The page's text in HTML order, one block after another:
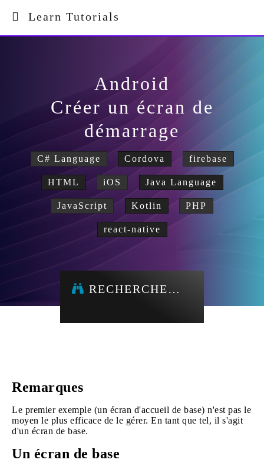
Learn Tutorials
Android
Créer un écran de
démarrage
C# Language Cordova firebase
HTML iOS Java Language
JavaScript Kotlin PHP
react-native
RECHERCHE…
Remarques
Le premier exemple (un écran d'accueil de base) n'est pas le
moyen le plus efficace de le gérer. En tant que tel, il s'agit
d'un écran de base.
Un écran de base